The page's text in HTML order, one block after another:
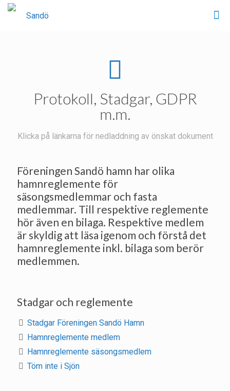
Protokoll, Stadgar, GDPR
m.m.
Klicka på länkarna för nedladdning av önskat dokument
Föreningen Sandö hamn har olika
hamnreglemente för
säsongsmedlemmar och fasta
medlemmar. Till respektive reglemente
hör även en bilaga. Respektive medlem
är skyldig att läsa igenom och förstå det
hamnreglemente inkl. bilaga som berör
medlemmen.
Stadgar och reglemente
Stadgar Föreningen Sandö Hamn
Hamnreglemente medlem
Hamnreglemente säsongsmedlem
Töm inte i Sjön